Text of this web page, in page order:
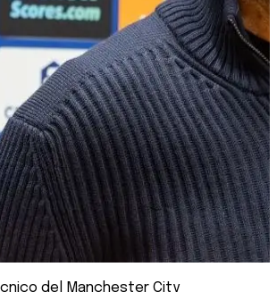
del Manchester City